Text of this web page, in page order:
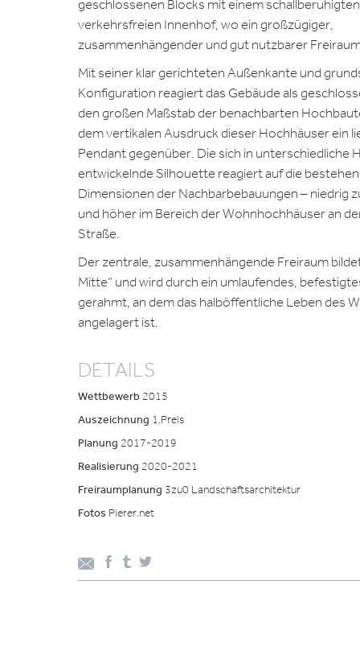
geschlossenen Blocks mit einem
verkehrsfreien Innenhof, wo ein großzügiger,
zusammenhängender und gut nutzbarer
Mit seiner klar gerichteten Außenkante und
Konfiguration reagiert das Gebäude als
den großen Maßstab der benachbarten
dem vertikalen Ausdruck dieser Hochhäuser ein
Pendant gegenüber. Die sich in unterschiedliche
entwickelnde Silhouette reagiert auf die
Dimensionen der Nachbarbebauungen – niedrig
und höher im Bereich der Wohnhochhäuser an
Straße.
Der zentrale, zusammenhängende Freiraum
Mitte“ und wird durch ein umlaufendes,
gerahmt, an dem das halböffentliche Leben des
angelagert ist.
DETAILS
Wettbewerb 2015
Auszeichnung 1.Preis
Planung 2017-2019
Realisierung 2020-2021
Freiraumplanung 3zu0 Landschaftsarchitektur
Fotos Pierer.net